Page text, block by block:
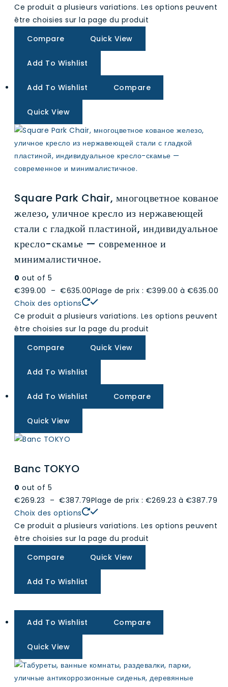
Ce produit a plusieurs variations. Les options peuvent
être choisies sur la page du produit
Compare
Quick View
Add To Wishlist
Add To Wishlist Compare
Quick View
Square Park Chair, многоцветное кованое
железо, уличное кресло из нержавеющей
стали с гладкой пластиной, индивидуальное
кресло-скамье — современное и
минималистичное.
0 out of 5
€399.00 – €635.00Plage de prix : €399.00 à €635.00
Choix des options
Ce produit a plusieurs variations. Les options peuvent
être choisies sur la page du produit
Compare
Quick View
Add To Wishlist
Add To Wishlist Compare
Quick View
Banc TOKYO
0 out of 5
€269.23 – €387.79Plage de prix : €269.23 à €387.79
Choix des options
Ce produit a plusieurs variations. Les options peuvent
être choisies sur la page du produit
Compare
Quick View
Add To Wishlist
Add To Wishlist Compare
Quick View